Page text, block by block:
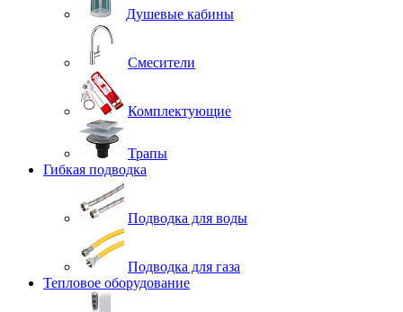
Душевые кабины
Смесители
Комплектующие
Трапы
Гибкая подводка
Подводка для воды
Подводка для газа
Тепловое оборудование